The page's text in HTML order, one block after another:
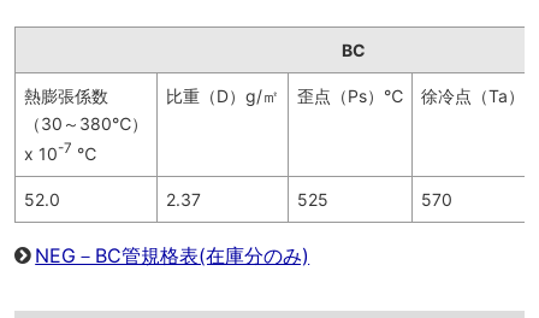
BC
熱膨張係数
（30～380℃）
x 10-7 ℃
比重（D）g/㎡ 歪点（Ps）℃ 徐冷点（Ta）
52.0 2.37 525 570
NEG－BC管規格表(在庫分のみ)